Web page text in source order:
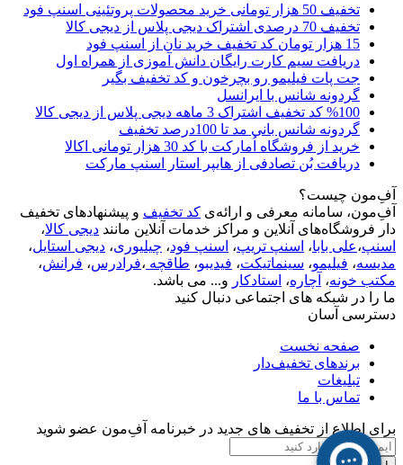
تخفیف 50 هزار تومانی خرید محصولات پروتئینی اسنپ فود
تخفیف 70 درصدی اشتراک دیجی پلاس از دیجی کالا
15 هزار تومان کد تخفیف خرید نان از اسنپ فود
دریافت سیم کارت رایگان دانش آموزی از همراه اول
جت پات فیلیمو رو بچرخون و کد تخفیف بگیر
گردونه شانس با ایرانسل
%100 کد تخفیف اشتراک 3 ماهه دیجی پلاس از دیجی کالا
گردونه شانس بانی مد تا 100درصد تخفیف
خرید از فروشگاه اُمارکت با کد 30 هزار تومانی اکالا
دریافت بُن تصادفی از هایپر استار اسنپ مارکت
آفِ‌مون چیست؟
آفِ‌مون، سامانه معرفی و ارائه‌ی کد تخفیف و پیشنهادهای تخفیف
دار فروشگاه‌های آنلاین و مراکز خدمات آنلاین مانند دیجی کالا،
اسنپ،علی بابا، اسنپ تریپ، اسنپ فود، چیلیوری، دیجی استایل،
مدیسه، فیلیمو، سینماتیکت، فیدیبو، طاقچه ،فرادرس، فرانش،
مکتب خونه، آچاره، استادکار و... می باشد.
ما را در شبکه های اجتماعی دنبال کنید
دسترسی آسان
صفحه نخست
برندهای تخفیف‌دار
تبلیغات
تماس با ما
برای اطلاع از تخفیف های جدید در خبرنامه آفِ‌مون عضو شوید